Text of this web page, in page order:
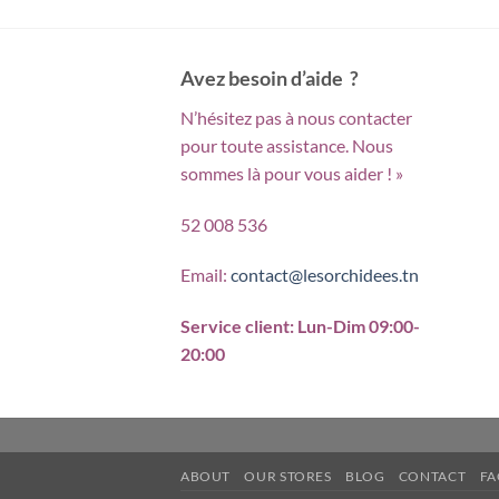
Avez besoin d’aide ?
N’hésitez pas à nous contacter
pour toute assistance. Nous
sommes là pour vous aider ! »
52 008 536
Email: contact@lesorchidees.tn
Service client: Lun-Dim 09:00-
20:00
ABOUT OUR STORES BLOG CONTACT